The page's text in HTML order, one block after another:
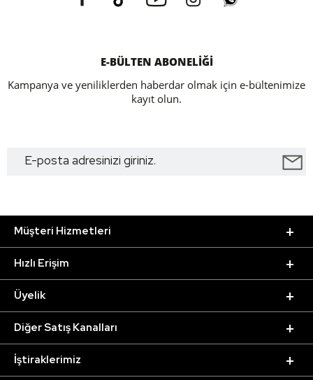
E-BÜLTEN ABONELİĞİ
Kampanya ve yeniliklerden haberdar olmak için e-bültenimize
kayıt olun.
Müşteri Hizmetleri
Hızlı Erişim
Üyelik
Diğer Satış Kanalları
İştiraklerimiz